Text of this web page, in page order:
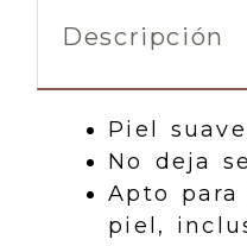
Descripción
Piel
No deja
Apto
piel,